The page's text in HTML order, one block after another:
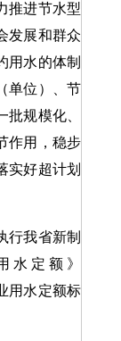
推进节水型
发展和群众
用水的体制
单位）、节
规模化、
作用，稳步
实好超计划
我省新制
水定额》
用水定额标